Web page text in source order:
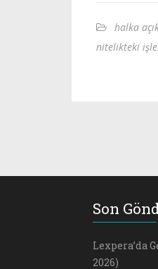
halka
nitelikteki
Son
Lexpera’da
2026)